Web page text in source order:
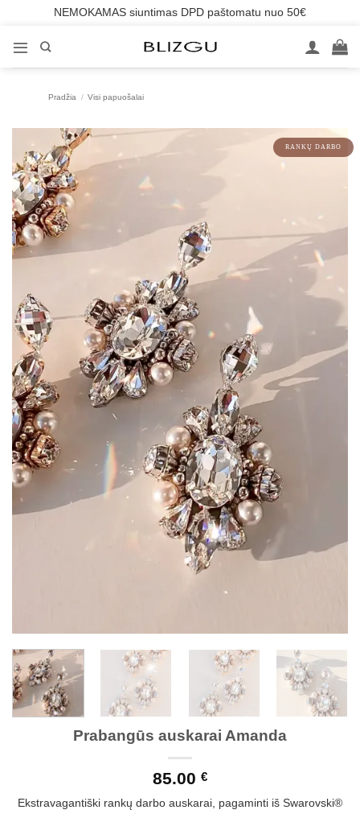
NEMOKAMAS siuntimas DPD paštomatu nuo 50€
content
Pradžia / Visi papuošalai
RANKŲ DARBO
Prabangūs auskarai Amanda
85.00 €
Ekstravagantiški rankų darbo auskarai, pagaminti iš Swarovski®